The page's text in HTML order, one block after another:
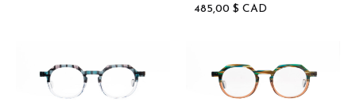
485,00 $ CAD